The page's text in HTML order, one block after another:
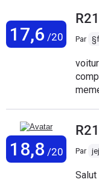
connaissais la
pas très jolie, mais
pouvoir démarrer en
d'options : c'est
bobos de nous
polluent et ce sont
17,6 /20 Par
18,8 /20 Par